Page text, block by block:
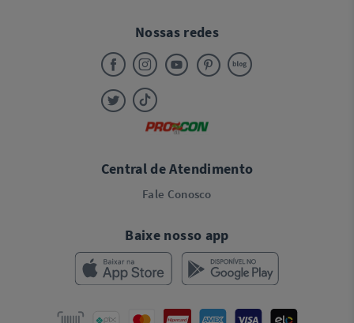
Nossas redes
Central de Atendimento
Fale Conosco
Baixe nosso app